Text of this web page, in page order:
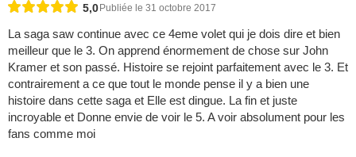
5,0 Publiée le 31 octobre 2017
La saga saw continue avec ce 4eme volet qui je dois dire et bien
meilleur que le 3. On apprend énormement de chose sur John
Kramer et son passé. Histoire se rejoint parfaitement avec le 3. Et
contrairement a ce que tout le monde pense il y a bien une
histoire dans cette saga et Elle est dingue. La fin et juste
incroyable et Donne envie de voir le 5. A voir absolument pour les
fans comme moi